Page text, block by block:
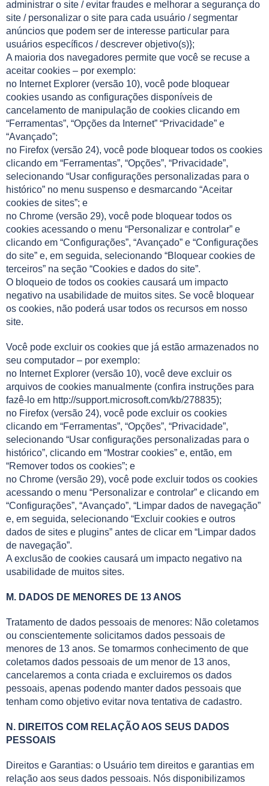
administrar o site / evitar fraudes e melhorar a segurança do
site / personalizar o site para cada usuário / segmentar
anúncios que podem ser de interesse particular para
usuários específicos / descrever objetivo(s)};
A maioria dos navegadores permite que você se recuse a
aceitar cookies – por exemplo:
no Internet Explorer (versão 10), você pode bloquear
cookies usando as configurações disponíveis de
cancelamento de manipulação de cookies clicando em
“Ferramentas”, “Opções da Internet” “Privacidade” e
“Avançado”;
no Firefox (versão 24), você pode bloquear todos os cookies
clicando em “Ferramentas”, “Opções”, “Privacidade”,
selecionando “Usar configurações personalizadas para o
histórico” no menu suspenso e desmarcando “Aceitar
cookies de sites”; e
no Chrome (versão 29), você pode bloquear todos os
cookies acessando o menu “Personalizar e controlar” e
clicando em “Configurações”, “Avançado” e “Configurações
do site” e, em seguida, selecionando “Bloquear cookies de
terceiros” na seção “Cookies e dados do site”.
O bloqueio de todos os cookies causará um impacto
negativo na usabilidade de muitos sites. Se você bloquear
os cookies, não poderá usar todos os recursos em nosso
site.
Você pode excluir os cookies que já estão armazenados no
seu computador – por exemplo:
no Internet Explorer (versão 10), você deve excluir os
arquivos de cookies manualmente (confira instruções para
fazê-lo em http://support.microsoft.com/kb/278835);
no Firefox (versão 24), você pode excluir os cookies
clicando em “Ferramentas”, “Opções”, “Privacidade”,
selecionando “Usar configurações personalizadas para o
histórico”, clicando em “Mostrar cookies” e, então, em
“Remover todos os cookies”; e
no Chrome (versão 29), você pode excluir todos os cookies
acessando o menu “Personalizar e controlar” e clicando em
“Configurações”, “Avançado”, “Limpar dados de navegação”
e, em seguida, selecionando “Excluir cookies e outros
dados de sites e plugins” antes de clicar em “Limpar dados
de navegação”.
A exclusão de cookies causará um impacto negativo na
usabilidade de muitos sites.
M. DADOS DE MENORES DE 13 ANOS
Tratamento de dados pessoais de menores: Não coletamos
ou conscientemente solicitamos dados pessoais de
menores de 13 anos. Se tomarmos conhecimento de que
coletamos dados pessoais de um menor de 13 anos,
cancelaremos a conta criada e excluiremos os dados
pessoais, apenas podendo manter dados pessoais que
tenham como objetivo evitar nova tentativa de cadastro.
N. DIREITOS COM RELAÇÃO AOS SEUS DADOS
PESSOAIS
Direitos e Garantias: o Usuário tem direitos e garantias em
relação aos seus dados pessoais. Nós disponibilizamos